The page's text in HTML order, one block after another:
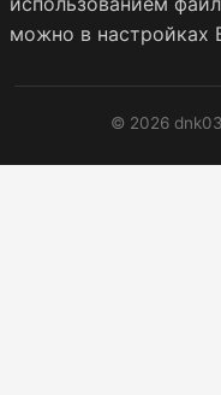
можно в настройках
© 2026